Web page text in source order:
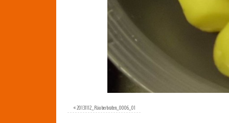
«20131112_Räuberbraten_0006_01